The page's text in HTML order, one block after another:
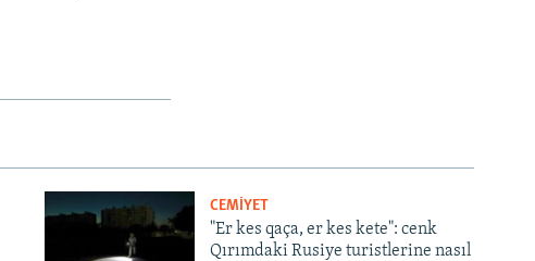
CEMİYET
"Er kes qaça, er kes kete": cenk
Qırımdaki Rusiye turistlerine nasıl